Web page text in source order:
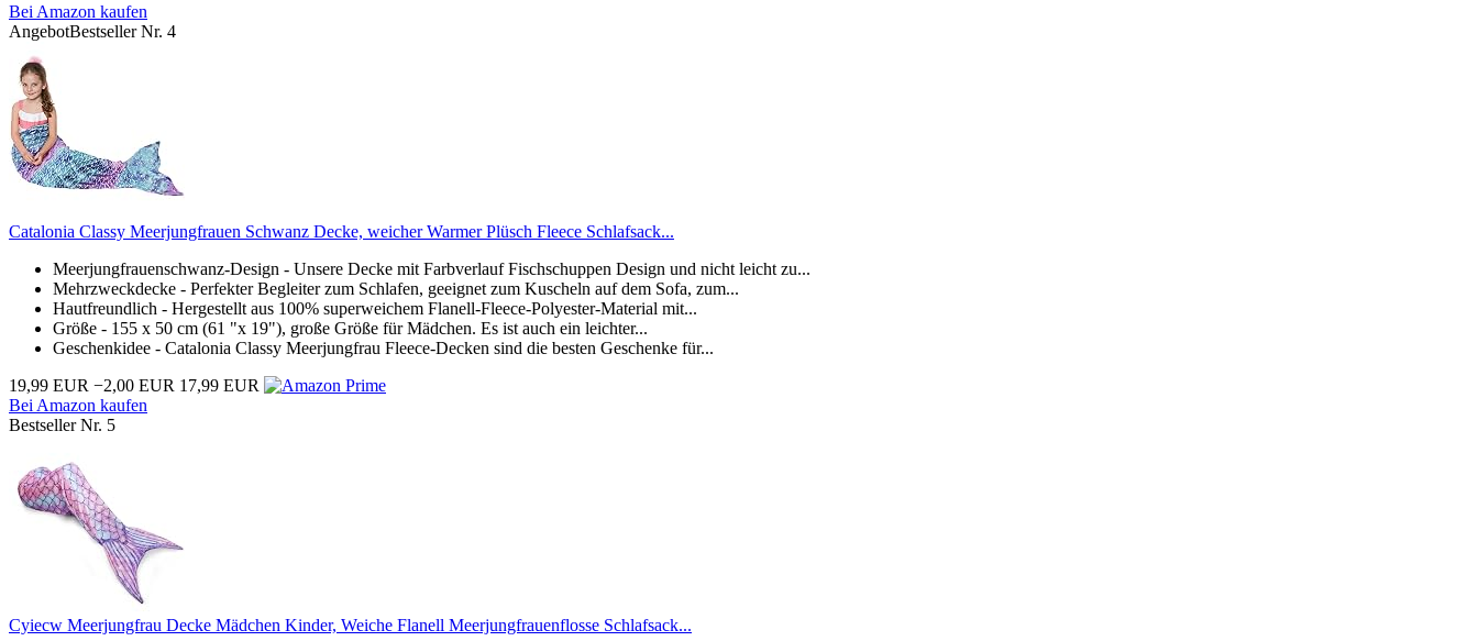
Bei Amazon kaufen
AngebotBestseller Nr. 4
Catalonia Classy Meerjungfrauen Schwanz Decke, weicher Warmer Plüsch Fleece Schlafsack...
Meerjungfrauenschwanz-Design - Unsere Decke mit Farbverlauf Fischschuppen Design und nicht leicht zu...
Mehrzweckdecke - Perfekter Begleiter zum Schlafen, geeignet zum Kuscheln auf dem Sofa, zum...
Hautfreundlich - Hergestellt aus 100% superweichem Flanell-Fleece-Polyester-Material mit...
Größe - 155 x 50 cm (61 "x 19"), große Größe für Mädchen. Es ist auch ein leichter...
Geschenkidee - Catalonia Classy Meerjungfrau Fleece-Decken sind die besten Geschenke für...
19,99 EUR −2,00 EUR 17,99 EUR
Bei Amazon kaufen
Bestseller Nr. 5
Cyiecw Meerjungfrau Decke Mädchen Kinder, Weiche Flanell Meerjungfrauenflosse Schlafsack...